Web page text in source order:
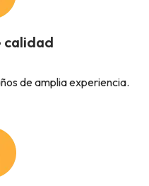
calidad
de amplia experiencia.